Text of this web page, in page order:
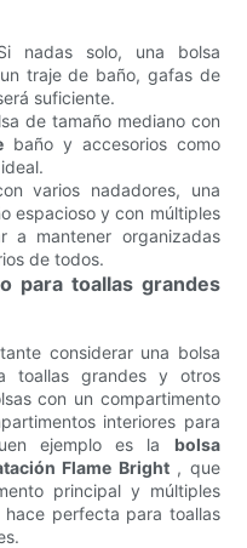
nadas solo, una bolsa
traje de baño, gafas de
suficiente.
de tamaño mediano con
baño y accesorios como
varios nadadores, una
espacioso y con múltiples
a mantener organizadas
de todos.
para toallas grandes
considerar una bolsa
toallas grandes y otros
con un compartimento
interiores para
ejemplo es la bolsa
Flame Bright, que
principal y múltiples
hace perfecta para toallas